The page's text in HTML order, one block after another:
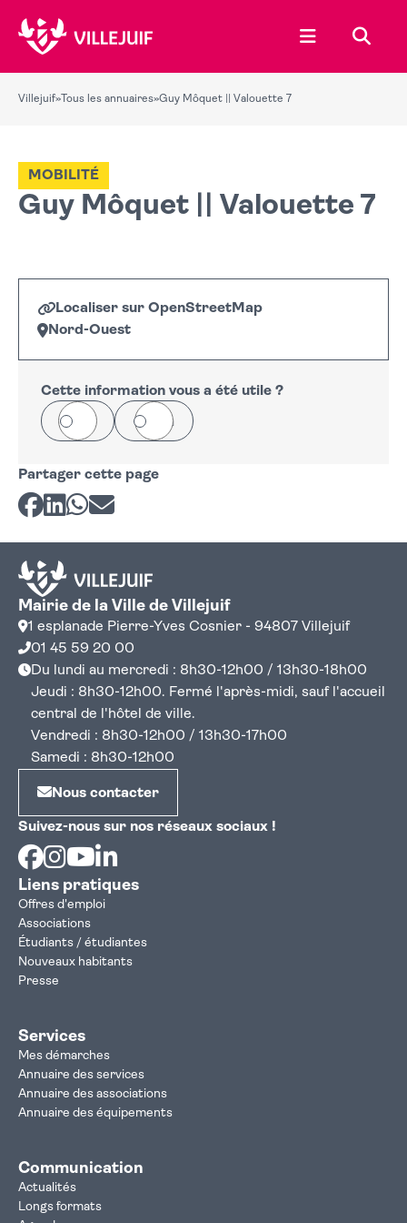
Ouvrir le
Villejuif» Tous les annuaires»Guy Môquet || Valouette 7
Guy Môquet || Valouette 7
MOBILITÉ
Localiser sur OpenStreetMap
Nord-Ouest
+
−
Cette information vous a été utile ?
Oui Non
Partager cette page
Partager sur Facebook
Partager sur LinkedIn
Partager sur Whatsapp
Partager par courriel
Mairie de la Ville de Villejuif
1 esplanade Pierre-Yves Cosnier - 94807 Villejuif
01 45 59 20 00
Du lundi au mercredi : 8h30-12h00 / 13h30-18h00
Jeudi : 8h30-12h00. Fermé l'après-midi, sauf l'accueil
central de l'hôtel de ville.
Vendredi : 8h30-12h00 / 13h30-17h00
Samedi : 8h30-12h00
Nous contacter
Suivez-nous sur nos réseaux sociaux !
Facebook
Instagram
Youtube
Liens pratiques
Offres d'emploi
Associations
Étudiants / étudiantes
Nouveaux habitants
Presse
Services
Mes démarches
Annuaire des services
Annuaire des associations
Annuaire des équipements
Communication
Actualités
Longs formats